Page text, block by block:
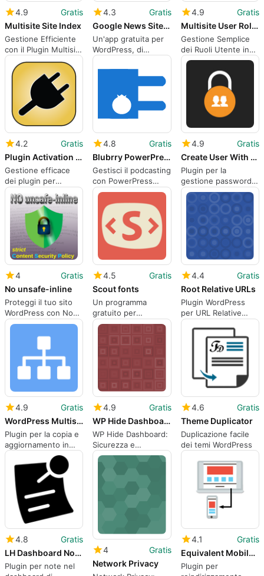
4.9
Gratis
Multisite Site Index
Gestione Efficiente
con il Plugin Multisite
Site Index
4.3
Gratis
Google News Sitemap Feed With Multisite Support
Un'app gratuita per
WordPress, di
timbrd.
4.9
Gratis
Multisite User Role Manager
Gestione Semplice
dei Ruoli Utente in
WordPress
4.2
Gratis
Plugin Activation Status
Gestione efficace
dei plugin per
WordPress
4.8
Gratis
Blubrry PowerPress Podcasting plugin MultiSite add-on
Gestisci il podcasting
con PowerPress
MultiSite
4.9
Gratis
Create User With Password Multisite
Plugin per la
gestione password
in WordPress
Multisite
4
Gratis
No unsafe-inline
Proteggi il tuo sito
WordPress con No
unsafe-inline
4.5
Gratis
Scout fonts
Un programma
gratuito per
WordPress, di Junák
4.4
Gratis
Root Relative URLs
Plugin WordPress
per URL Relative
Root
4.9
Gratis
WordPress Multisite Content CopierUpdater
Plugin per la copia e
aggiornamento in
WordPress Multisite
4.9
Gratis
WP Hide Dashboard
WP Hide Dashboard:
Sicurezza e
Semplicità per
4.6
Gratis
Theme Duplicator
Duplicazione facile
dei temi WordPress
4.8
Gratis
LH Dashboard Notes
Plugin per note nel
4
Gratis
Network Privacy
4.1
Gratis
Equivalent Mobile Redirect
Plugin per